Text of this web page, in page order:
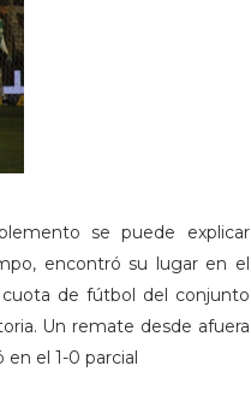
se puede explicar
encontró su lugar en el
cuota de fútbol del conjunto
Un remate desde afuera
el 1-0 parcial